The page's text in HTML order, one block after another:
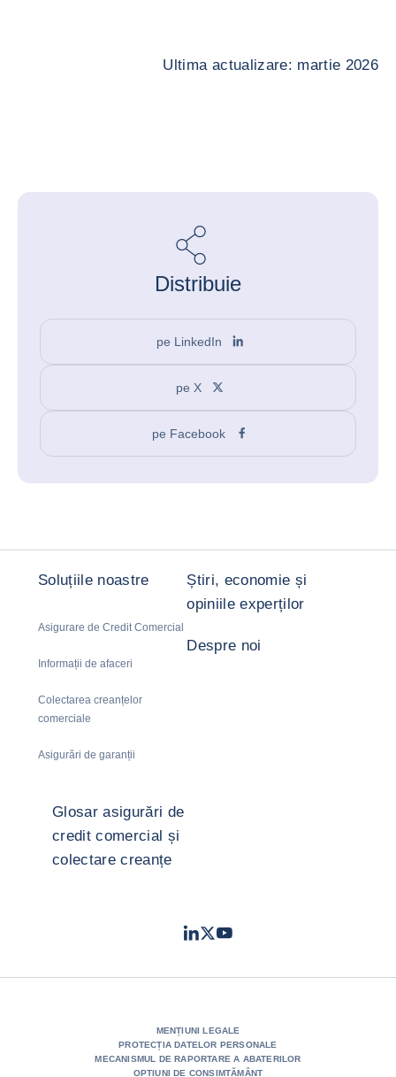
Ultima actualizare: martie 2026
Distribuie
pe LinkedIn
pe X
pe Facebook
Soluțiile noastre
Asigurare de Credit Comercial
Informații de afaceri
Colectarea creanțelor
comerciale
Asigurări de garanții
Știri, economie și
opiniile experților
Despre noi
Glosar asigurări de
credit comercial și
colectare creanțe
LinkedIn
TwitterYoutube
MENȚIUNI LEGALE
PROTECȚIA DATELOR PERSONALE
MECANISMUL DE RAPORTARE A ABATERILOR
OPȚIUNI DE CONSIMȚĂMÂNT